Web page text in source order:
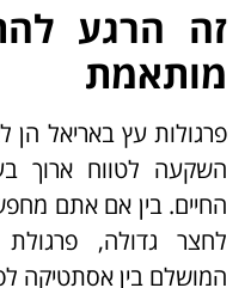
זה הרגע
מותאמת
פרגולות עץ באריאל
השקעה לטווח ארוך
החיים. בין אם אתם
לחצר גדולה,
המושלם בין אסתטיקה